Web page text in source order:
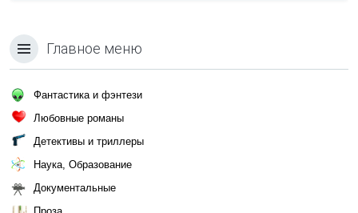
Главное меню
Фантастика и фэнтези
Любовные романы
Детективы и триллеры
Наука, Образование
Документальные